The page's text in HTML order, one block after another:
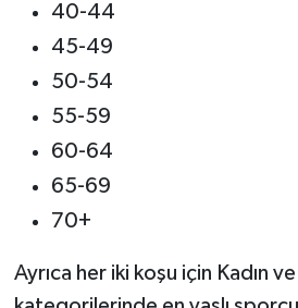
40-44
45-49
50-54
55-59
60-64
65-69
70+
Ayrıca her iki koşu için Kadın